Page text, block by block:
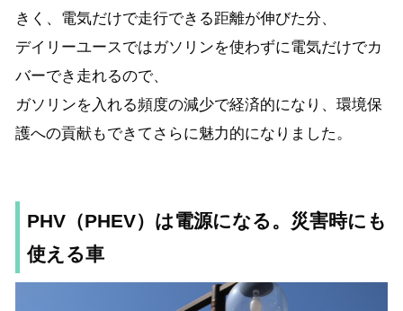
きく、電気だけで走行できる距離が伸びた分、
デイリーユースではガソリンを使わずに電気だけでカ
バーでき走れるので、
ガソリンを入れる頻度の減少で経済的になり、環境保
護への貢献もできてさらに魅力的になりました。
PHV（PHEV）は電源になる。災害時にも
使える車